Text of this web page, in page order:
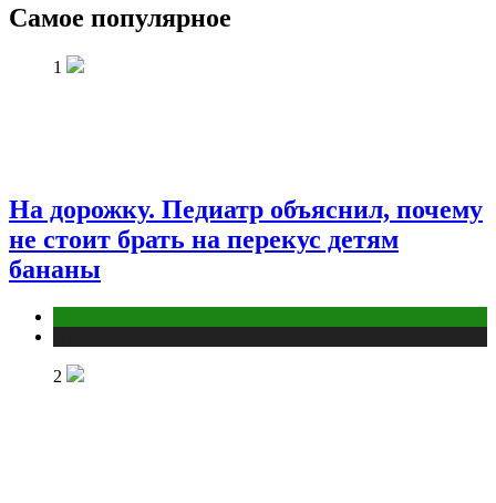
Самое популярное
1
На дорожку. Педиатр объяснил, почему
не стоит брать на перекус детям
бананы
2